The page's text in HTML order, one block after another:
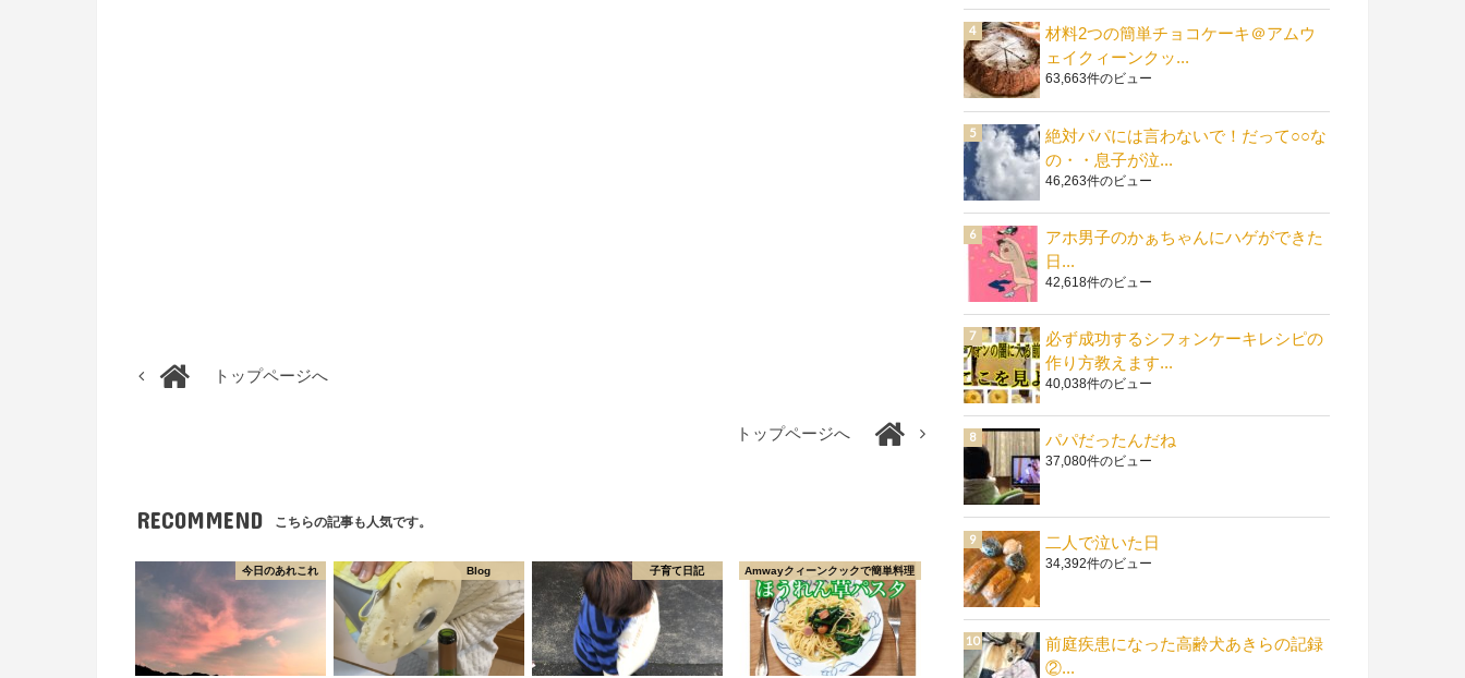
トップページへ
トップページへ
RECOMMEND こちらの記事も人気です。
今日のあれこれ Blog 子育て日記 Amwayクィーンクックで簡単料理
材料2つの簡単チョコケーキ＠アムウ
ェイクィーンクッ...
63,663件のビュー
絶対パパには言わないで！だって○○な
の・・息子が泣...
46,263件のビュー
アホ男子のかぁちゃんにハゲができた
日...
42,618件のビュー
必ず成功するシフォンケーキレシピの
作り方教えます...
40,038件のビュー
パパだったんだね
37,080件のビュー
二人で泣いた日
34,392件のビュー
前庭疾患になった高齢犬あきらの記録
②...